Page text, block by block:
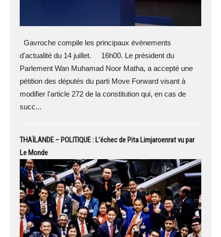
Gavroche compile les principaux évènements
d'actualité du 14 juillet. 16h00. Le président du
Parlement Wan Muhamad Noor Matha, a accepté une
pétition des députés du parti Move Forward visant à
modifier l'article 272 de la constitution qui, en cas de
succ...
THAÏLANDE – POLITIQUE : L’échec de Pita Limjaroenrat vu par
Le Monde